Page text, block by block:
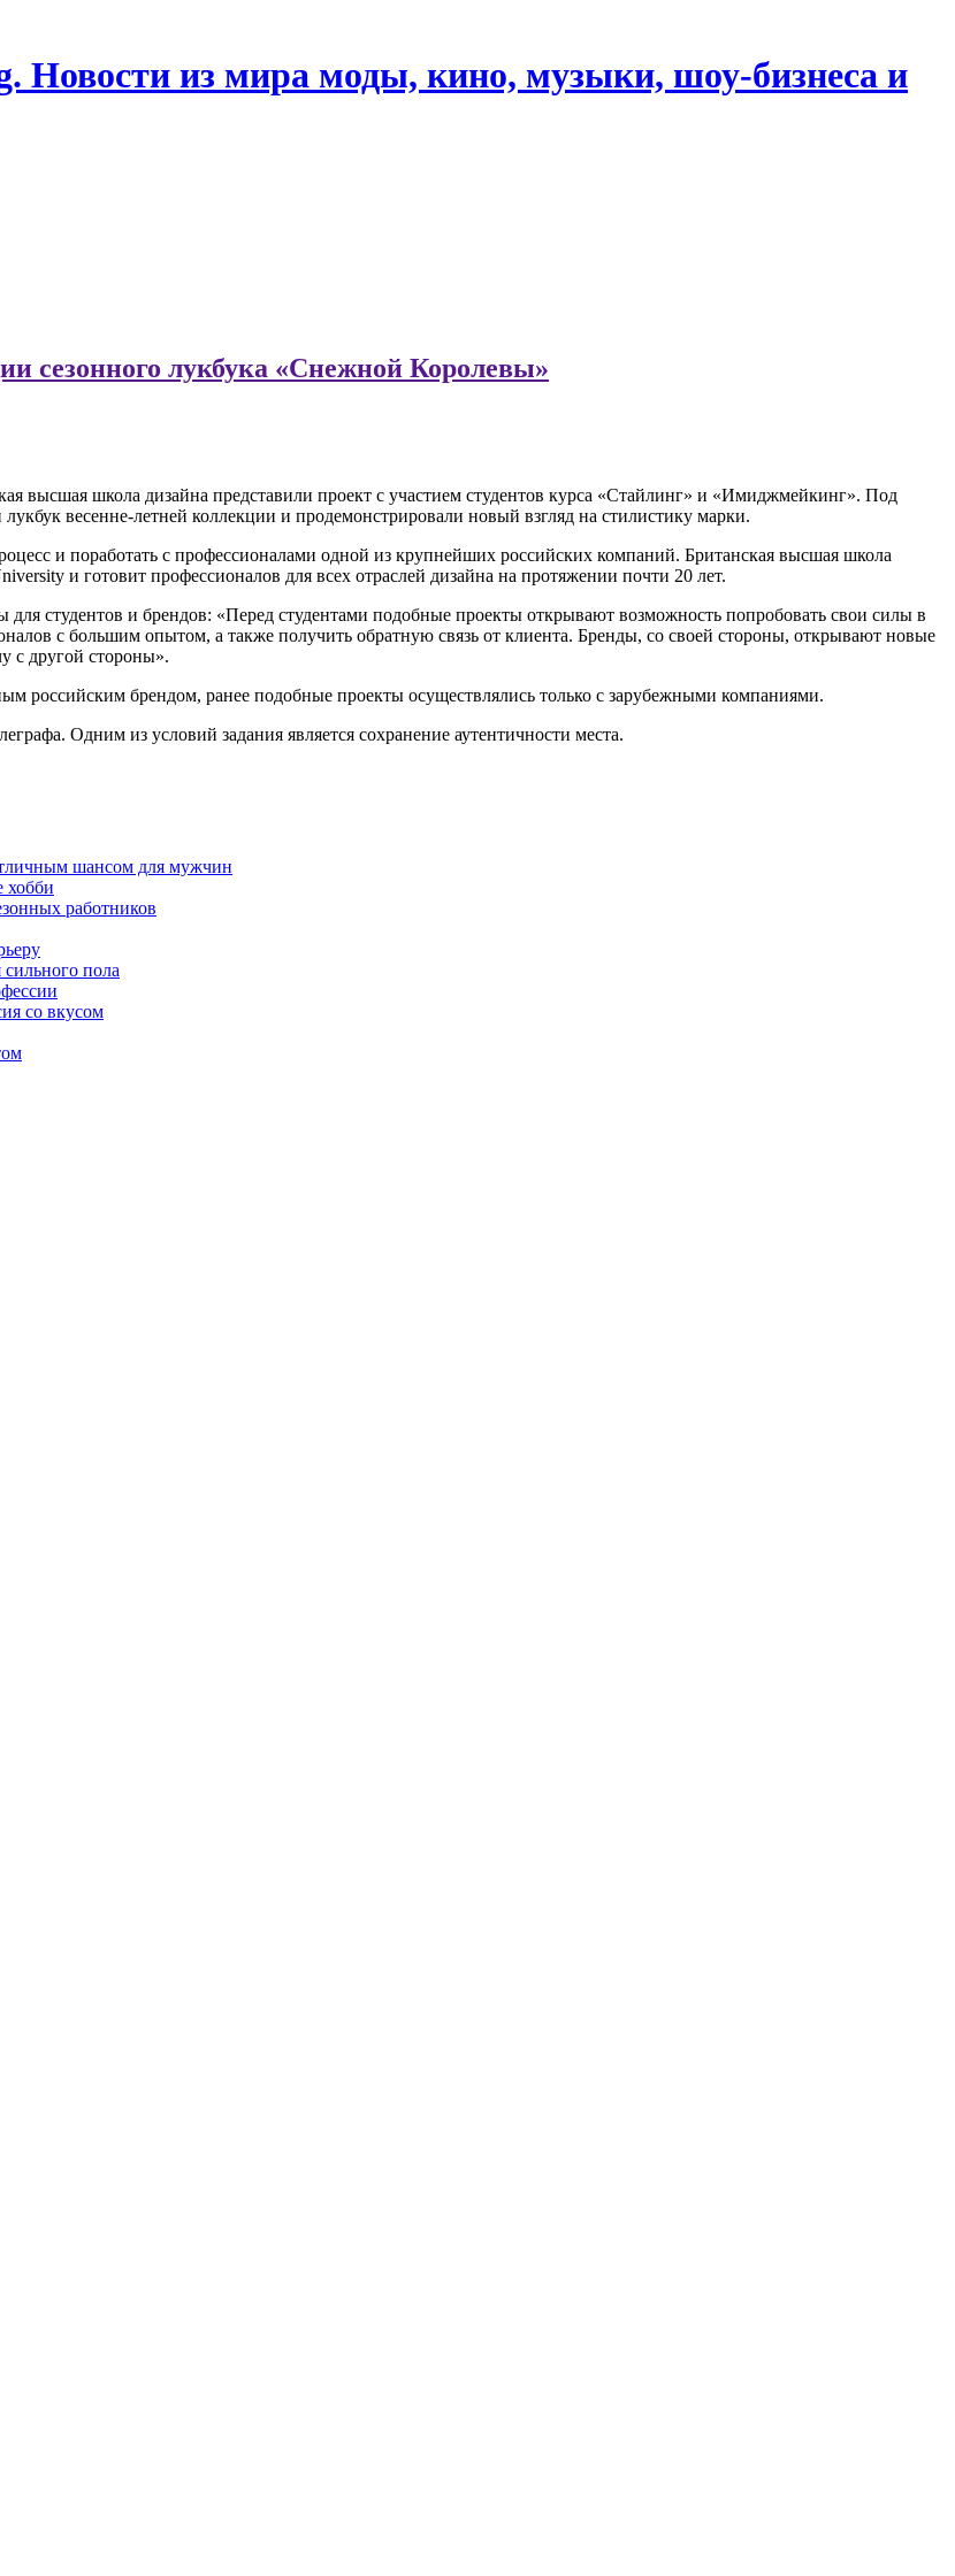
Новости из мира моды, кино, музыки, шоу-бизнеса и
сезонного лукбука «Снежной Королевы»
высшая школа дизайна представили проект с участием студентов курса «Стайлинг» и «Имиджмейкинг». Под
весенне-летней коллекции и продемонстрировали новый взгляд на стилистику марки.
и поработать с профессионалами одной из крупнейших российских компаний. Британская высшая школа
и готовит профессионалов для всех отраслей дизайна на протяжении почти 20 лет.
студентов и брендов: «Перед студентами подобные проекты открывают возможность попробовать свои силы в
с большим опытом, а также получить обратную связь от клиента. Бренды, со своей стороны, открывают новые
с другой стороны».
российским брендом, ранее подобные проекты осуществлялись только с зарубежными компаниями.
Одним из условий задания является сохранение аутентичности места.
шансом для мужчин
хобби
работников
пола
со вкусом